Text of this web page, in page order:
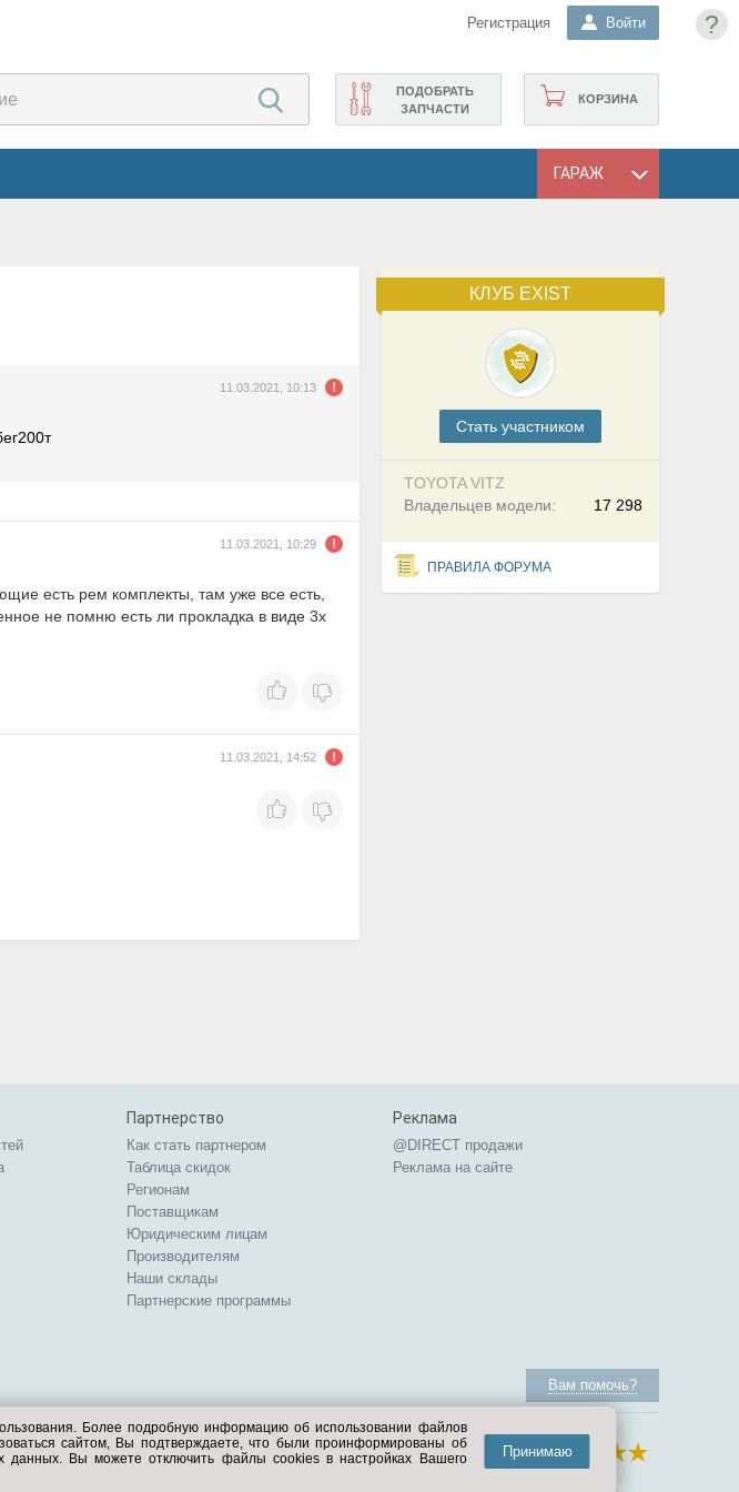
?
Регистрация Войти
КОРЗИНА
ПОДОБРАТЬ
ЗАПЧАСТИ
ГАРАЖ
КЛУБ EXIST
Cтать участником
TOYOTA VITZ
17 298
Владельцев модели:
ПРАВИЛА ФОРУМА
11.03.2021, 10:13
11.03.2021, 10:29
есть рем комплекты, там уже все есть,
не помню есть ли прокладка в виде 3х
11.03.2021, 14:52
Партнерство
Как стать партнером
Таблица скидок
Регионам
Поставщикам
Юридическим лицам
Производителям
Наши склады
Партнерские программы
Реклама
@DIRECT продажи
Реклама на сайте
Вам помочь?
Более подробную информацию об использовании файлов
сайтом, Вы подтверждаете, что были проинформированы об
данных. Вы можете отключить файлы cookies в настройках Вашего
Принимаю